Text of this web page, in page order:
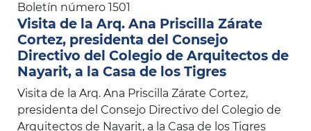
Boletín número 1501
Visita de la Arq. Ana Priscilla Zárate
Cortez, presidenta del Consejo
Directivo del Colegio de Arquitectos de
Nayarit, a la Casa de los Tigres
Visita de la Arq. Ana Priscilla Zárate Cortez,
presidenta del Consejo Directivo del Colegio de
Arquitectos de Nayarit, a la Casa de los Tigres